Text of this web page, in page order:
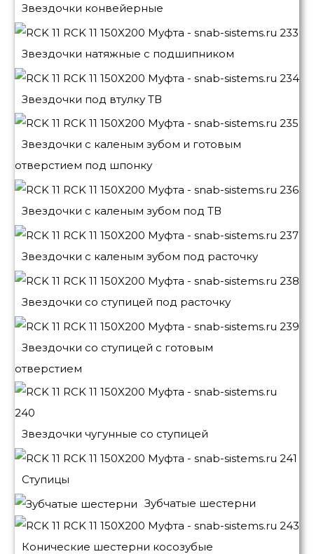
Звездочки конвейерные
Звездочки натяжные с подшипником
Звездочки под втулку ТВ
Звездочки с каленым зубом и готовым
отверстием под шпонку
Звездочки с каленым зубом под ТВ
Звездочки с каленым зубом под расточку
Звездочки со ступицей под расточку
Звездочки со ступицей с готовым
отверстием
Звездочки чугунные со ступицей
Ступицы
Зубчатые шестерни
Конические шестерни косозубые